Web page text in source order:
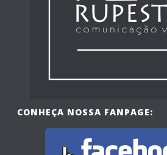
CONHEÇA NOSSA FANPAGE: